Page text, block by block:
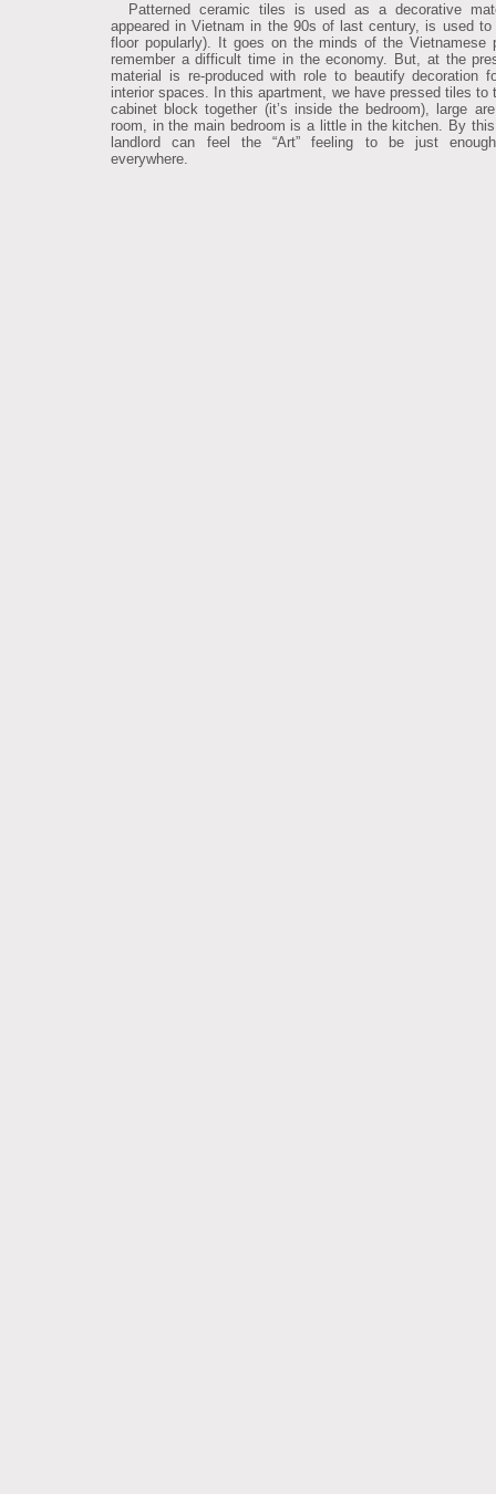
Patterned ceramic tiles is used as a decorative
appeared in Vietnam in the 90s of last century, is used to
floor popularly). It goes on the minds of the Vietnamese
remember a difficult time in the economy. But, at the
material is re-produced with role to beautify decoration
interior spaces. In this apartment, we have pressed tiles to
cabinet block together (it’s inside the bedroom), large
room, in the main bedroom is a little in the kitchen. By
landlord can feel the “Art” feeling to be just
everywhere.